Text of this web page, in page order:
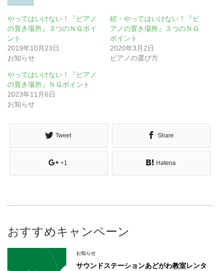
やってはいけない！『ピアノ
の置き場所』３つのＮＧポイ
ント
2019年10月23日
お知らせ
続・やってはいけない！『ピ
アノの置き場所』３つのＮＧ
ポイント
2020年3月2日
ピアノの選び方
やってはいけない！『ピアノ
の置き場所』ＮＧポイント
2023年11月6日
お知らせ
Tweet Share
+1 Hatena
おすすめキャンペーン
お知らせ
サウンドステーションあどがわ教室レンタ